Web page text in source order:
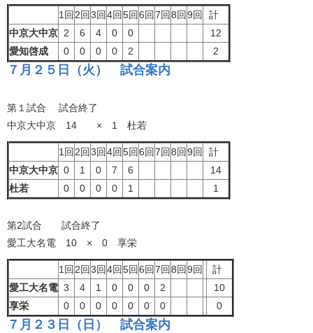
1回 2回3回4回5回6回7回8回9回
計
中京大中京 2 6 4 0 0
12
愛知啓成
0 0 0 0 2 2
７月２５日（火） 試合案内
第１試合 試合終了
中京大中京 14 × 1 杜若
1回 2回3回4回5回6回7回8回9回
計
中京大中京 0 1 0 7 6
14
杜若
0 0 0 0 1 1
第2試合 試合終了
愛工大名電 10 × 0 享栄
1回 2回3回4回5回6回7回8回9回
計
愛工大名電 3 4 1 0 0 0 2
10
享栄
0 0 0 0 0 0 0 0
７月２３日（日） 試合案内